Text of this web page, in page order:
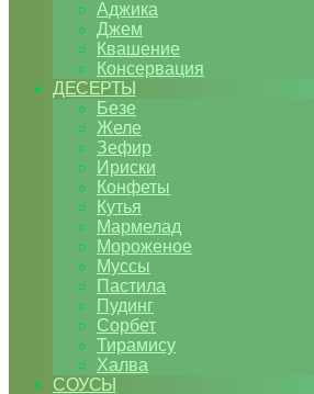
Аджика
Джем
Квашение
Консервация
ДЕСЕРТЫ
Безе
Желе
Зефир
Ириски
Конфеты
Кутья
Мармелад
Мороженое
Муссы
Пастила
Пудинг
Сорбет
Тирамису
Халва
СОУСЫ